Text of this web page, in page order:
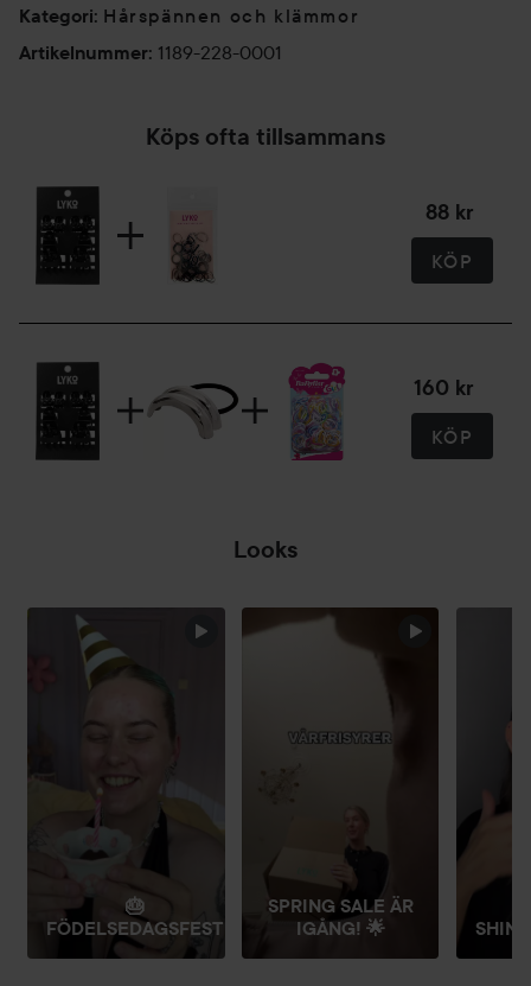
Kategori: Hårspännen och klämmor
Artikelnummer: 1189-228-0001
Köps ofta tillsammans
88 kr
KÖP
160 kr
KÖP
Looks
HOPPA ÖVER SEKTIONEN
🎂
FÖDELSEDAGSFEST
SPRING SALE ÄR
IGÅNG! 🌟